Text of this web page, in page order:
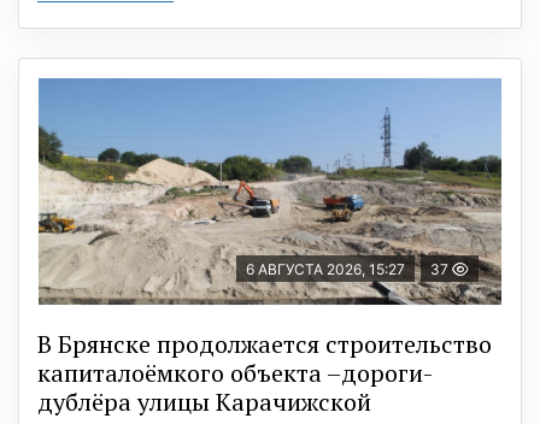
6 АВГУСТА 2026, 15:27 37
В Брянске продолжается строительство
капиталоёмкого объекта –дороги-
дублёра улицы Карачижской